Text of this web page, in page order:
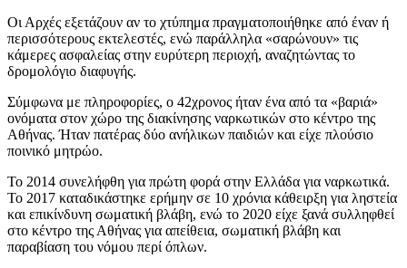
Οι Αρχές εξετάζουν αν το χτύπημα πραγματοποιήθηκε από έναν ή
περισσότερους εκτελεστές, ενώ παράλληλα «σαρώνουν» τις
κάμερες ασφαλείας στην ευρύτερη περιοχή, αναζητώντας το
δρομολόγιο διαφυγής.
Σύμφωνα με πληροφορίες, ο 42χρονος ήταν ένα από τα «βαριά»
ονόματα στον χώρο της διακίνησης ναρκωτικών στο κέντρο της
Αθήνας. Ήταν πατέρας δύο ανήλικων παιδιών και είχε πλούσιο
ποινικό μητρώο.
Το 2014 συνελήφθη για πρώτη φορά στην Ελλάδα για ναρκωτικά.
Το 2017 καταδικάστηκε ερήμην σε 10 χρόνια κάθειρξη για ληστεία
και επικίνδυνη σωματική βλάβη, ενώ το 2020 είχε ξανά συλληφθεί
στο κέντρο της Αθήνας για απείθεια, σωματική βλάβη και
παραβίαση του νόμου περί όπλων.